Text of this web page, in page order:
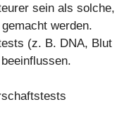
sein als solche,
werden.
(z. B. DNA, Blut